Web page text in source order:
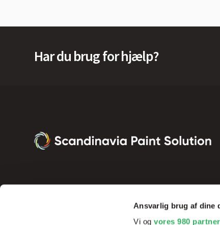
Ansvarlig brug af dine
Vi ogvores 980
Har du brug for hjælp?